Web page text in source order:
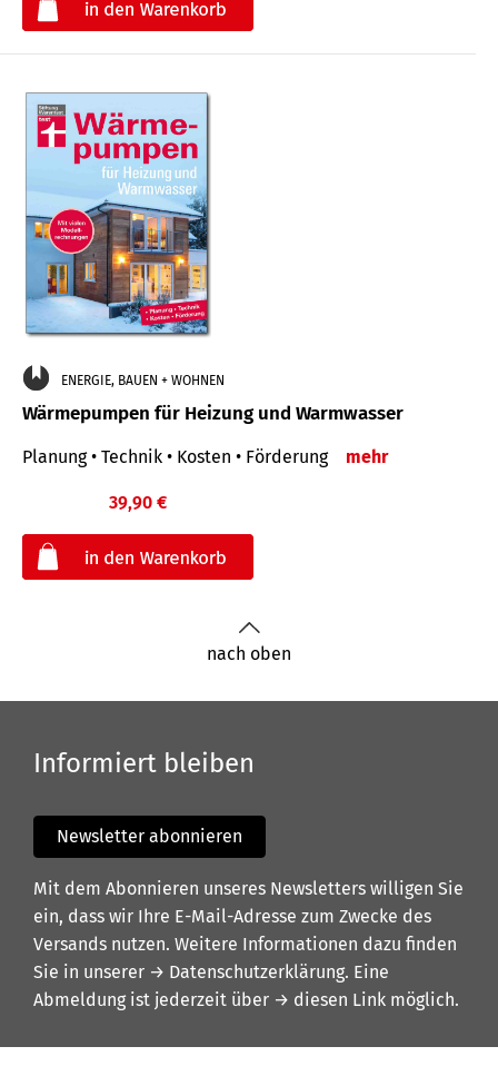
ENERGIE, BAUEN + WOHNEN
Wärmepumpen für Heizung und Warmwasser
Planung • Technik • Kosten • Förderung mehr
39,90 €
nach oben
Informiert bleiben
Newsletter abonnieren
Mit dem Abonnieren unseres Newsletters willigen Sie
ein, dass wir Ihre E-Mail-Adresse zum Zwecke des
Versands nutzen. Weitere Informationen dazu finden
Sie in unserer → Datenschutzerklärung. Eine
Abmeldung ist jederzeit über → diesen Link möglich.